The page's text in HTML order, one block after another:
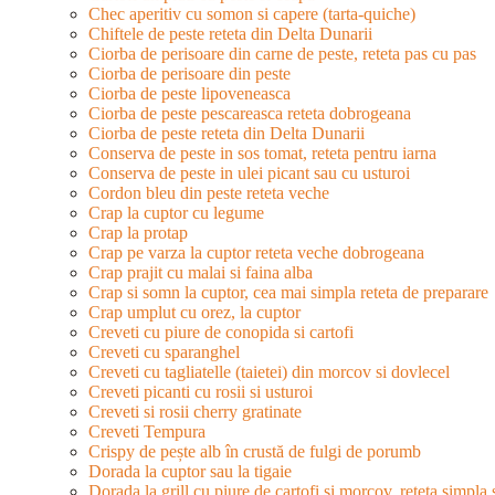
Chec aperitiv cu somon si capere (tarta-quiche)
Chiftele de peste reteta din Delta Dunarii
Ciorba de perisoare din carne de peste, reteta pas cu pas
Ciorba de perisoare din peste
Ciorba de peste lipoveneasca
Ciorba de peste pescareasca reteta dobrogeana
Ciorba de peste reteta din Delta Dunarii
Conserva de peste in sos tomat, reteta pentru iarna
Conserva de peste in ulei picant sau cu usturoi
Cordon bleu din peste reteta veche
Crap la cuptor cu legume
Crap la protap
Crap pe varza la cuptor reteta veche dobrogeana
Crap prajit cu malai si faina alba
Crap si somn la cuptor, cea mai simpla reteta de preparare
Crap umplut cu orez, la cuptor
Creveti cu piure de conopida si cartofi
Creveti cu sparanghel
Creveti cu tagliatelle (taietei) din morcov si dovlecel
Creveti picanti cu rosii si usturoi
Creveti si rosii cherry gratinate
Creveti Tempura
Crispy de pește alb în crustă de fulgi de porumb
Dorada la cuptor sau la tigaie